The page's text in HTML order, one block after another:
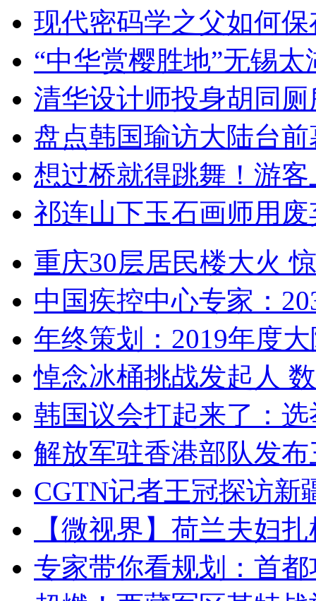
现代密码学之父如何
“中华赏樱胜地”无锡
清华设计师投身胡同
盘点韩国瑜访大陆台
想过桥就得跳舞！游客
祁连山下玉石画师用
重庆30层居民楼大火
中国疾控中心专家：
年终策划：2019年度
悼念冰桶挑战发起人
韩国议会打起来了：
解放军驻香港部队发
CGTN记者王冠探访新
【微视界】荷兰夫妇
专家带你看规划：首